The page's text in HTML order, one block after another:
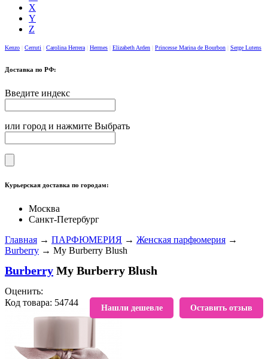
X
Y
Z
Kenzo Cerruti Carolina Herrera Hermes Elizabeth Arden Princesse Marina de Bourbon Serge Lutens
Доставка по РФ:
Введите индекс
или город и нажмите Выбрать
Курьерская доставка по городам:
Москва
Санкт-Петербург
Главная → ПАРФЮМЕРИЯ → Женская парфюмерия →
Burberry → My Burberry Blush
Burberry My Burberry Blush
Оставить отзыв
Нашли дешевле
Оценить:
Код товара: 54744
В избранное